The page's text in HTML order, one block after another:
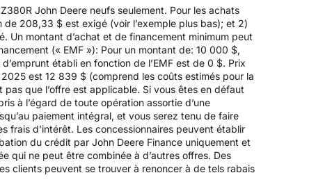
John Deere neufs seulement. Pour les achats
208,33 $ est exigé (voir l’exemple plus bas); et 2)
Un montant d’achat et de financement minimum peut
(« EMF »): Pour un montant de: 10 000 $,
établi en fonction de l’EMF est de 0 $. Prix
est 12 839 $ (comprend les coûts estimés pour la
que l’offre est applicable. Si vous êtes en défaut
à l’égard de toute opération assortie d’une
paiement intégral, et vous serez tenu de faire
frais d’intérêt. Les concessionnaires peuvent établir
du crédit par John Deere Finance uniquement et
qui ne peut être combinée à d’autres offres. Des
clients peuvent se trouver à renoncer à de tels rabais